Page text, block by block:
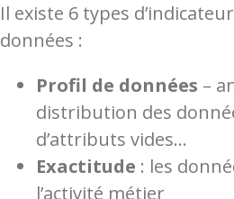
Il existe 6 types
données :
Profil de données –
distribution des
d’attributs vides…
Exactitude : les
l’activité métier